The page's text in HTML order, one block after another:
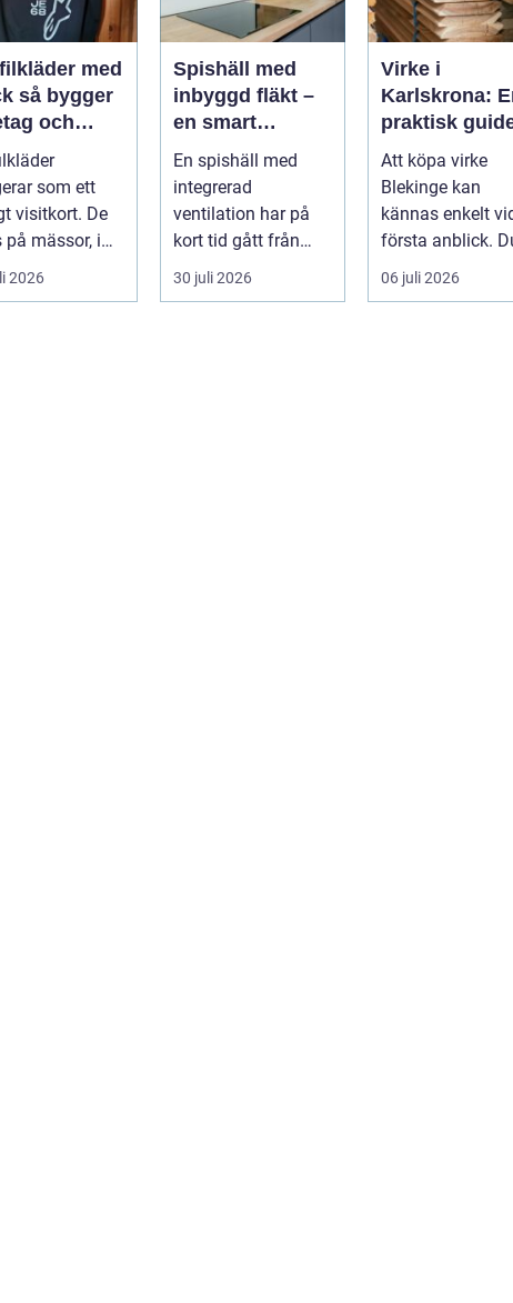
med
och
en
som ett
visitkort. De
på mässor, i
på byggen
v...
2026
Spishäll med
inbyggd fläkt –
en smart
lösning för
moderna kök
En spishäll med
integrerad
ventilation har på
kort tid gått från
nischprodukt...
30 juli 2026
Virke i
Karlskrona:
praktisk
för hållbara
byggprojekt
Att köpa virke
Blekinge kan
kännas enkelt
första anblick.
åker till en b...
06 juli 2026